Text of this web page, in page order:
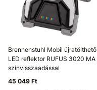
Brennenstuhl Mobil újratölthető
LED reflektor RUFUS 3020 MA
színvisszaadással
45 049 Ft